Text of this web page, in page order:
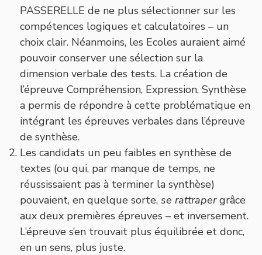
PASSERELLE de ne plus sélectionner sur les
compétences logiques et calculatoires – un
choix clair. Néanmoins, les Ecoles auraient aimé
pouvoir conserver une sélection sur la
dimension verbale des tests. La création de
l’épreuve Compréhension, Expression, Synthèse
a permis de répondre à cette problématique en
intégrant les épreuves verbales dans l’épreuve
de synthèse.
Les candidats un peu faibles en synthèse de
textes (ou qui, par manque de temps, ne
réussissaient pas à terminer la synthèse)
pouvaient, en quelque sorte, se rattrapergrâce
aux deux premières épreuves – et inversement.
L’épreuve s’en trouvait plus équilibrée et donc,
en un sens, plus juste.